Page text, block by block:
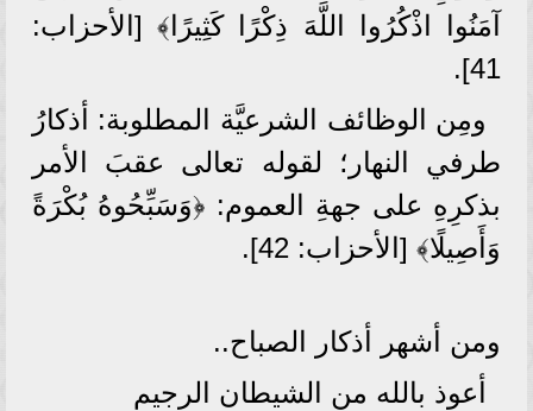
آمَنُوا اذْكُرُوا اللَّهَ ذِكْرًا كَثِيرًا﴾ [الأحزاب:
41].
ومِن الوظائف الشرعيَّة المطلوبة: أذكارُ
طرفي النهار؛ لقوله تعالى عقبَ الأمر
بذكرِهِ على جهةِ العموم: ﴿وَسَبِّحُوهُ بُكْرَةً
وَأَصِيلًا﴾ [الأحزاب: 42].
ومن أشهر أذكار الصباح..
أعوذ بالله من الشيطان الرجيم